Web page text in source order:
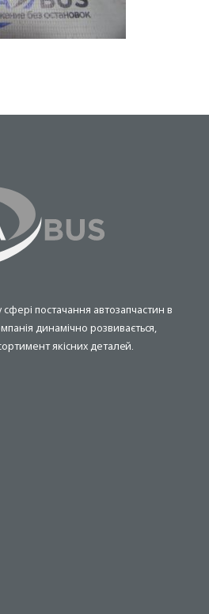
постачання автозапчастин в
динамічно розвивається,
якісних деталей.